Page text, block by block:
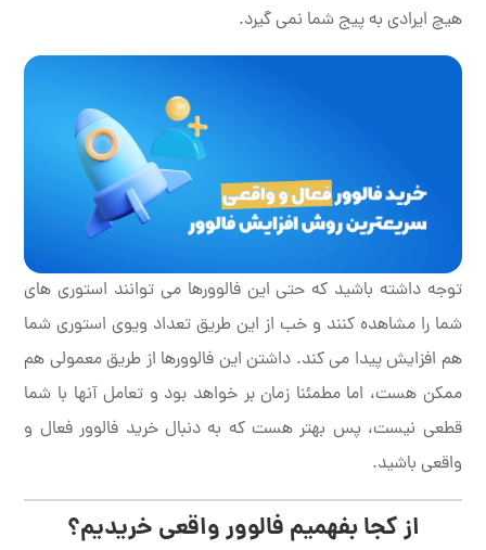
هیچ ایرادی به پیج شما نمی گیرد.
توجه داشته باشید که حتی این فالوورها می توانند استوری های
شما را مشاهده کنند و خب از این طریق تعداد ویوی استوری شما
هم افزایش پیدا می کند. داشتن این فالوورها از طریق معمولی هم
ممکن هست، اما مطمئنا زمان بر خواهد بود و تعامل آنها با شما
قطعی نیست، پس بهتر هست که به دنبال خرید فالوور فعال و
واقعی باشید.
از کجا بفهمیم فالوور واقعی خریدیم؟